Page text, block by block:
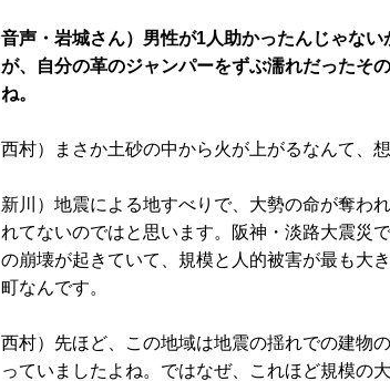
音声・岩城さん）男性が1人助かったんじゃな
が、自分の革のジャンパーをずぶ濡れだったそ
ね。
西村）まさか土砂の中から火が上がるなんて、
新川）地震による地すべりで、大勢の命が奪わ
れてないのではと思います。阪神・淡路大震災
の崩壊が起きていて、規模と人的被害が最も大
町なんです。
西村）先ほど、この地域は地震の揺れでの建物
っていましたよね。ではなぜ、これほど規模の